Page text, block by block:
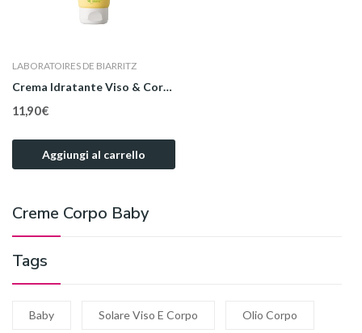
Creme Corpo Baby
Tags
Baby Solare Viso E Corpo Olio Corpo
LABORATOIRES DE BIARRITZ
Crema Idratante Viso & Corpo 100 ml
11,90 €
Aggiungi al carrello